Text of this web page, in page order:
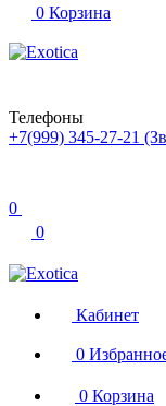
0 Корзина
Телефоны
+7(999) 345-27-21
0
0
Кабинет
0
0 Корзина